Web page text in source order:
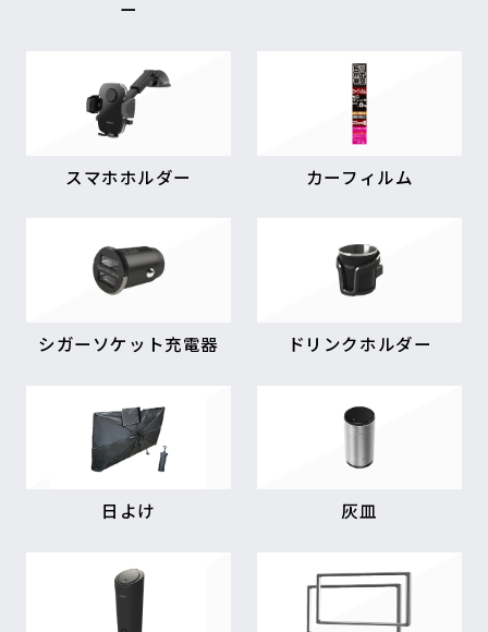
ー
スマホホルダー カーフィルム
シガーソケット充電器 ドリンクホルダー
日よけ 灰皿